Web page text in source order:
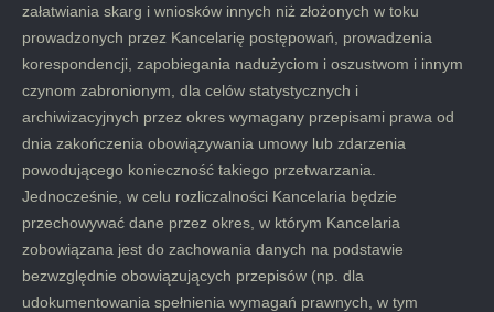
załatwiania skarg i wniosków innych niż złożonych w toku
prowadzonych przez Kancelarię postępowań, prowadzenia
korespondencji, zapobiegania nadużyciom i oszustwom i innym
czynom zabronionym, dla celów statystycznych i
archiwizacyjnych przez okres wymagany przepisami prawa od
dnia zakończenia obowiązywania umowy lub zdarzenia
powodującego konieczność takiego przetwarzania.
Jednocześnie, w celu rozliczalności Kancelaria będzie
przechowywać dane przez okres, w którym Kancelaria
zobowiązana jest do zachowania danych na podstawie
bezwzględnie obowiązujących przepisów (np. dla
udokumentowania spełnienia wymagań prawnych, w tym